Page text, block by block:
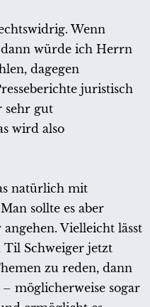
Wenn
dann würde ich Herrn
dagegen
juristisch
sehr gut
wird also
natürlich mit
sollte es aber
Vielleicht lässt
Til Schweiger jetzt
zu reden, dann
möglicherweise sogar